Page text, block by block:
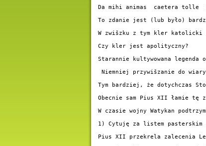
Da mihi animas  caetera tolle
To zdanie jest (lub było)
W zwišzku z tym kler katolicki
Czy kler jest apolityczny?
Starannie kultywowana
Niemniej przywišzanie do
Tym bardziej, że dotychczas
Obecnie sam Pius XII łamie tę
W czasie wojny Watykan
1) Cytuję za listem pasterskim
Pius XII przekrela zalecenia